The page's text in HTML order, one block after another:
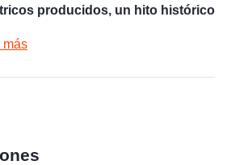
producidos, un hito histórico
más